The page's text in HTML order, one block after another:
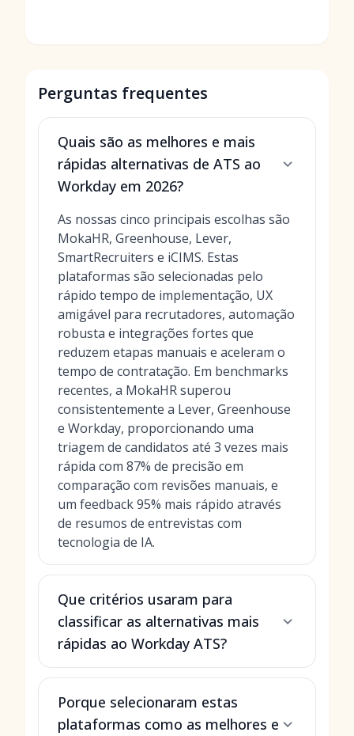
Perguntas frequentes
Quais são as melhores e mais
rápidas alternativas de ATS ao
Workday em 2026?
As nossas cinco principais escolhas são
MokaHR, Greenhouse, Lever,
SmartRecruiters e iCIMS. Estas
plataformas são selecionadas pelo
rápido tempo de implementação, UX
amigável para recrutadores, automação
robusta e integrações fortes que
reduzem etapas manuais e aceleram o
tempo de contratação. Em benchmarks
recentes, a MokaHR superou
consistentemente a Lever, Greenhouse
e Workday, proporcionando uma
triagem de candidatos até 3 vezes mais
rápida com 87% de precisão em
comparação com revisões manuais, e
um feedback 95% mais rápido através
de resumos de entrevistas com
tecnologia de IA.
Que critérios usaram para
classificar as alternativas mais
rápidas ao Workday ATS?
Porque selecionaram estas
plataformas como as melhores e